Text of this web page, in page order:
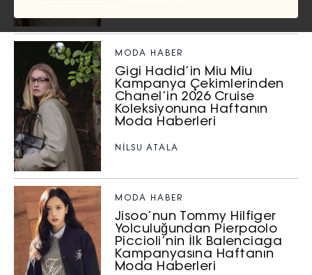
MODA HABER
Gigi Hadid’in Miu Miu
Kampanya Çekimlerinden
Chanel’in 2026 Cruise
Koleksiyonuna Haftanın
Moda Haberleri
NILSU ATALA
MODA HABER
Jisoo’nun Tommy Hilfiger
Yolculuğundan Pierpaolo
Piccioli’nin İlk Balenciaga
Kampanyasına Haftanın
Moda Haberleri